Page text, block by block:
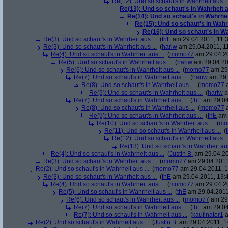
Re(13): Und so schaut's in Wahrheit
Re(14): Und so schaut's in
Re(15): Und so schaut's in
Re(16): Und so schaut's in
Re(3): Und so schaut's in Wahrheit aus ... (thE am 29.04.2011,
Re(3): Und so schaut's in Wahrheit aus ... (hariw am 29.04.2011,
Re(4): Und so schaut's in Wahrheit aus ... (momo77 am
Re(5): Und so schaut's in Wahrheit aus ... (hariw am
Re(6): Und so schaut's in Wahrheit aus ... (momo77 am
Re(7): Und so schaut's in Wahrheit aus ... (hariw am
Re(8): Und so schaut's in Wahrheit aus ... (momo77
Re(9): Und so schaut's in Wahrheit aus ... (hariw
Re(7): Und so schaut's in Wahrheit aus ... (thE am
Re(8): Und so schaut's in Wahrheit aus ... (momo77
Re(9): Und so schaut's in Wahrheit aus ... (thE
Re(10): Und so schaut's in Wahrheit aus ... (
Re(11): Und so schaut's in Wahrheit aus ... (
Re(12): Und so schaut's in Wahrheit aus
Re(13): Und so schaut's in Wahrheit
Re(4): Und so schaut's in Wahrheit aus ... (Justin B. am
Re(3): Und so schaut's in Wahrheit aus ... (momo77 am
Re(2): Und so schaut's in Wahrheit aus ... (momo77 am 29.04.2011,
Re(3): Und so schaut's in Wahrheit aus ... (thE am 29.04.2011,
Re(4): Und so schaut's in Wahrheit aus ... (momo77 am
Re(5): Und so schaut's in Wahrheit aus ... (thE am
Re(6): Und so schaut's in Wahrheit aus ... (momo77 am
Re(7): Und so schaut's in Wahrheit aus ... (thE am
Re(7): Und so schaut's in Wahrheit aus ... (kaufinator1
Re(2): Und so schaut's in Wahrheit aus ... (Justin B. am 29.04.2011,